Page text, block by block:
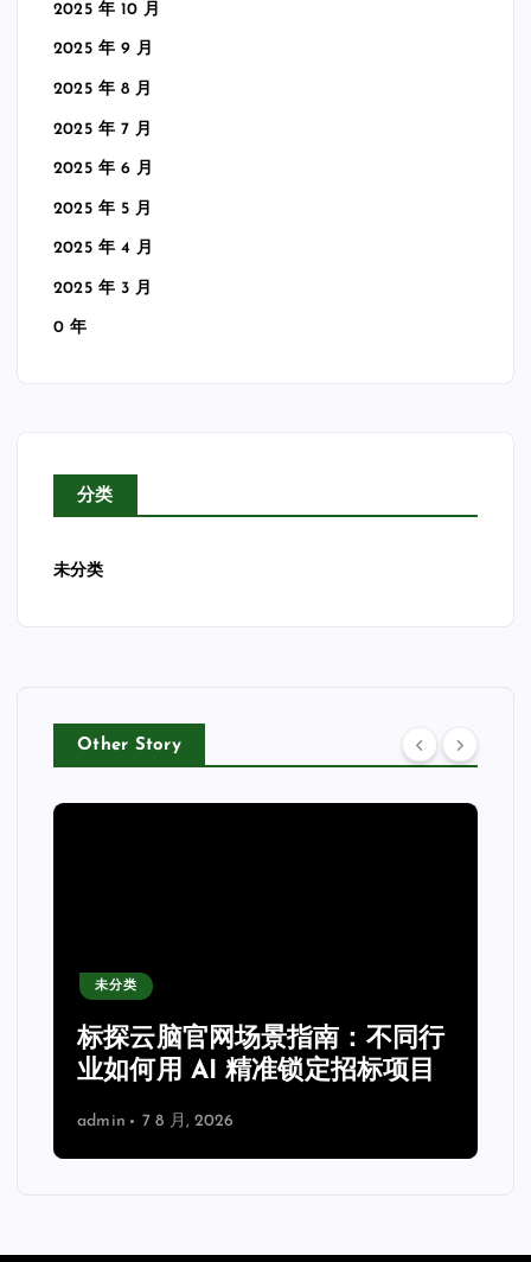
2025 年 10 月
2025 年 9 月
2025 年 8 月
2025 年 7 月
2025 年 6 月
2025 年 5 月
2025 年 4 月
2025 年 3 月
0 年
分类
未分类
Other Story
未分类
标探云脑官网场景指南：不同行
业如何用 AI 精准锁定招标项目
admin 7 8 月, 2026